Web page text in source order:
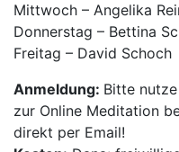
Mittwoch – Angelika
Donnerstag – Bettina
Freitag – David Schoch
Anmeldung: Bitte
zur Online Meditation
direkt per Email!